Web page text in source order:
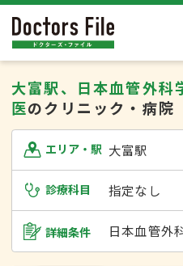
大富駅、日本血管外科
医のクリニック・病院
エリア・駅 大富駅
診療科目 指定なし
詳細条件